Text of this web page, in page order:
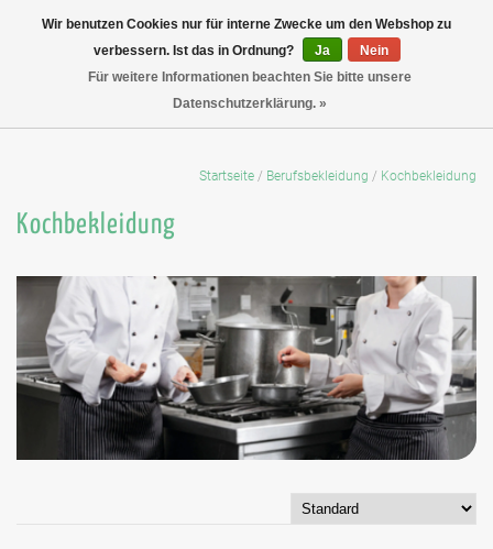
Startseite / Berufsbekleidung / Kochbekleidung
Kochbekleidung
Wir benutzen Cookies nur für interne Zwecke um den Webshop zu
verbessern. Ist das in Ordnung?
Ja
Nein
Für weitere Informationen beachten Sie bitte unsere
Datenschutzerklärung. »